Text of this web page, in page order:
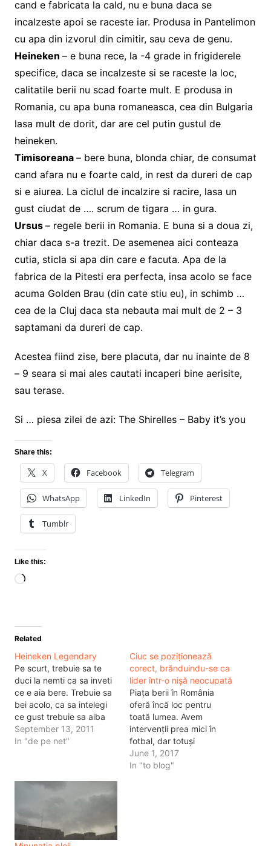
cand e fabricata la cald, nu e buna daca se
incalzeste apoi se raceste iar. Produsa in Pantelimon
cu apa din izvorul din cimitir, sau ceva de genu.
Heineken – e buna rece, la -4 grade in frigiderele
specifice, daca se incalzeste si se raceste la loc,
calitatile berii nu scad foarte mult. E produsa in
Romania, cu apa buna romaneasca, cea din Bulgaria
lasa mult de dorit, dar are cel putin gustul de
heineken.
Timisoreana – bere buna, blonda chiar, de consumat
cand afara nu e foarte cald, in rest da dureri de cap
si e aiurea. La ciclul de incalzire si racire, lasa un
gust ciudat de …. scrum de tigara … in gura.
Ursus – regele berii in Romania. E buna si a doua zi,
chiar daca s-a trezit. De asemenea aici conteaza
cutia, sticla si apa din care e facuta. Apa de la
fabrica de la Pitesti era perfecta, insa acolo se face
acuma Golden Brau (din cate stiu eu), in schimb …
cea de la Cluj daca sta nebauta mai mult de 2 – 3
saptamani da dureri de cap.
Acestea fiind zise, bere placuta, dar nu inainte de 8
– 9 seara si mai ales cautati incaperi bine aerisite,
sau terase.
Si … piesa zilei de azi: The Shirelles – Baby it’s you
Share this:
X Facebook Telegram
WhatsApp LinkedIn Pinterest
Tumblr
Like this:
Loading…
Related
Heineken Legendary
Pe scurt, trebuie sa te
duci la nemti ca sa inveti
ce e aia bere. Trebuie sa
bei acolo, ca sa intelegi
ce gust trebuie sa aiba
berea. Apoi dupa ce bei
bere de la nemti, din
Romania.…
September 13, 2011
In "de pe net"
Ciuc se poziționează
corect, brănduindu-se ca
lider într-o nișă neocupată
Piața berii în România
oferă încă loc pentru
toată lumea. Avem
intervenții prea mici în
fotbal, dar totuși
consumăm suficientă
bere. Și dacă ne uităm
June 1, 2017
In "to blog"